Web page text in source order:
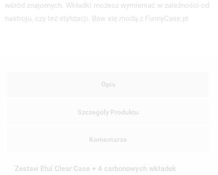
wśród znajomych. Wkładki możesz wymieniać w zależności od
nastroju, czy też stylizacji. Baw się modą z FunnyCase.pl
Opis
Szczegóły Produktu
Komentarze
Zestaw Etui Clear Case + 4 carbonowych wkładek
UTWÓRZ LISTĘ ŻYCZEŃ
NAZWA LISTY ŻYCZEŃ
MUSISZ BYĆ ZALOGOWANY BY ZAPISAĆ PRODUKTY NA